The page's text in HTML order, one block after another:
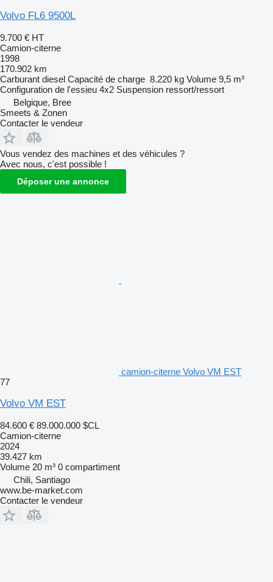
Volvo FL6 9500L
9.700 € HT
Camion-citerne
1998
170.902 km
Carburant diesel Capacité de charge 8.220 kg Volume 9,5 m³
Configuration de l'essieu 4x2 Suspension ressort/ressort
Belgique, Bree
Smeets & Zonen
Contacter le vendeur
Vous vendez des machines et des véhicules ?
Avec nous, c'est possible !
Déposer une annonce
camion-citerne Volvo VM EST
77
Volvo VM EST
84.600 € 89.000.000 $CL
Camion-citerne
2024
39.427 km
Volume 20 m³ 0 compartiment
Chili, Santiago
www.be-market.com
Contacter le vendeur